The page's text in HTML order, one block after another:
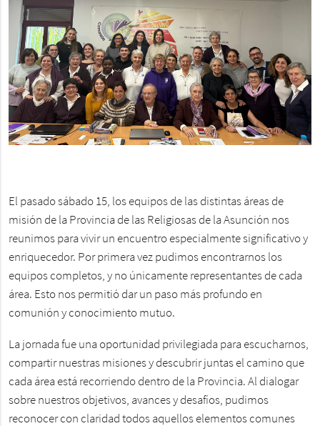
El pasado sábado 15, los equipos de las distintas áreas de
misión de la Provincia de las Religiosas de la Asunción nos
reunimos para vivir un encuentro especialmente significativo y
enriquecedor. Por primera vez pudimos encontrarnos los
equipos completos, y no únicamente representantes de cada
área. Esto nos permitió dar un paso más profundo en
comunión y conocimiento mutuo.
La jornada fue una oportunidad privilegiada para escucharnos,
compartir nuestras misiones y descubrir juntas el camino que
cada área está recorriendo dentro de la Provincia. Al dialogar
sobre nuestros objetivos, avances y desafíos, pudimos
reconocer con claridad todos aquellos elementos comunes